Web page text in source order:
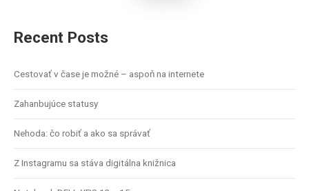
Recent Posts
Cestovať v čase je možné – aspoň na internete
Zahanbujúce statusy
Nehoda: čo robiť a ako sa správať
Z Instagramu sa stáva digitálna knižnica